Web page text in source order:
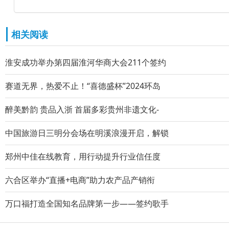
相关阅读
淮安成功举办第四届淮河华商大会211个签约
赛道无界，热爱不止！“喜德盛杯”2024环岛
醉美黔韵 贵品入浙 首届多彩贵州非遗文化-
中国旅游日三明分会场在明溪浪漫开启，解锁
郑州中佳在线教育，用行动提升行业信任度
六合区举办“直播+电商”助力农产品产销衔
万口福打造全国知名品牌第一步——签约歌手